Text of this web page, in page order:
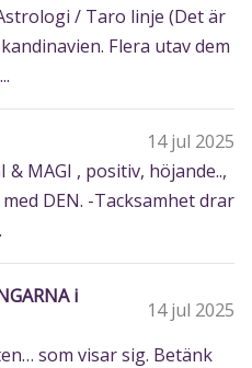
/ Taro linje (Det är
Flera utav dem
14 jul 2025
& MAGI , positiv, höjande..,
DEN. -Tacksamhet drar
i
14 jul 2025
som visar sig. Betänk